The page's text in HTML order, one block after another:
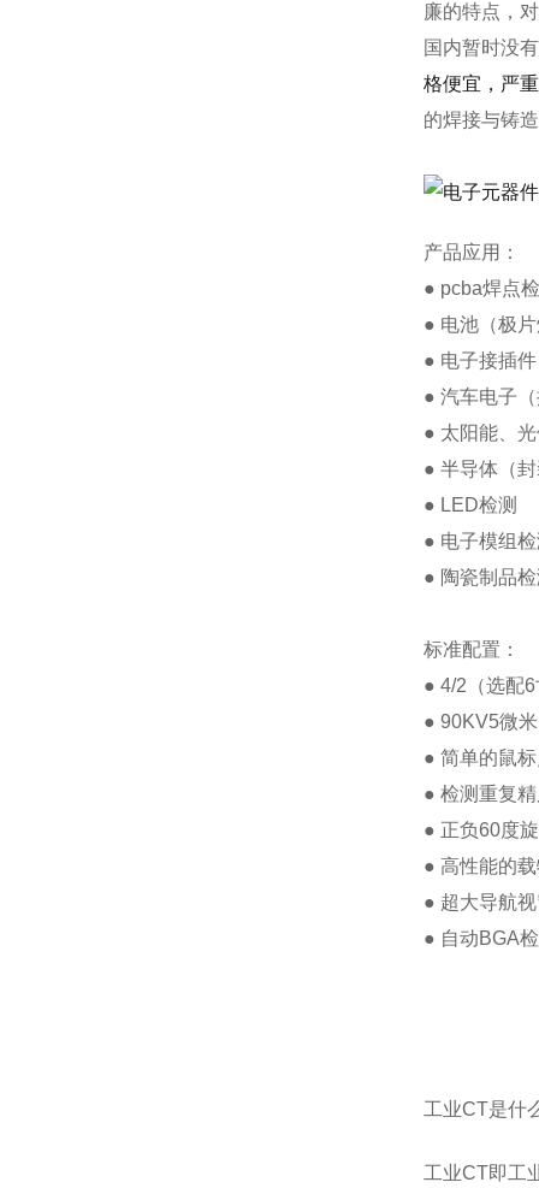
廉的特点，
国内暂时没
格便宜，严
的焊接与铸
产品应用：
● pcba焊点
● 电池（极
● 电子接插
● 汽车电子
● 太阳能、
● 半导体（
● LED检测
● 电子模组
● 陶瓷制品
标准配置：
● 4/2（选配
● 90KV5微
● 简单的鼠
● 检测重复
● 正负60度
● 高性能的
● 超大导航
● 自动BGA
工业CT是什
工业CT即工